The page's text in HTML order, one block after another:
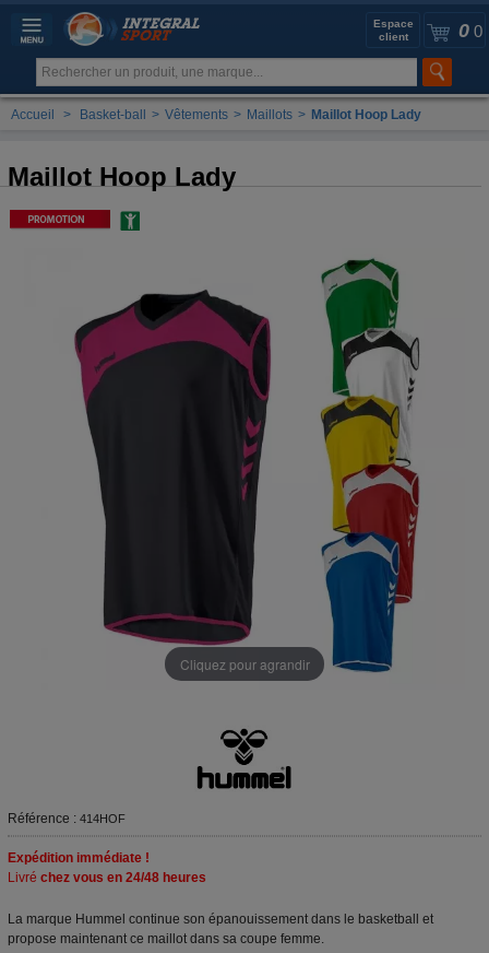
0 0
Espace
client
Accueil > Basket-ball > Vêtements > Maillots > Maillot Hoop Lady
Maillot Hoop Lady
Cliquez pour agrandir
Référence : 414HOF
Expédition immédiate !
Livré chez vous en 24/48 heures
La marque Hummel continue son épanouissement dans le basketball et
propose maintenant ce maillot dans sa coupe femme.